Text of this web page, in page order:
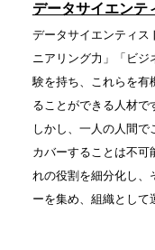
データサイエンテ
データサイエンティス
ニアリング力」「ビジ
験を持ち、これらを有
ることができる人材で
しかし、一人の人間
カバーすることは不可
れの役割を細分化し、
ーを集め、組織として